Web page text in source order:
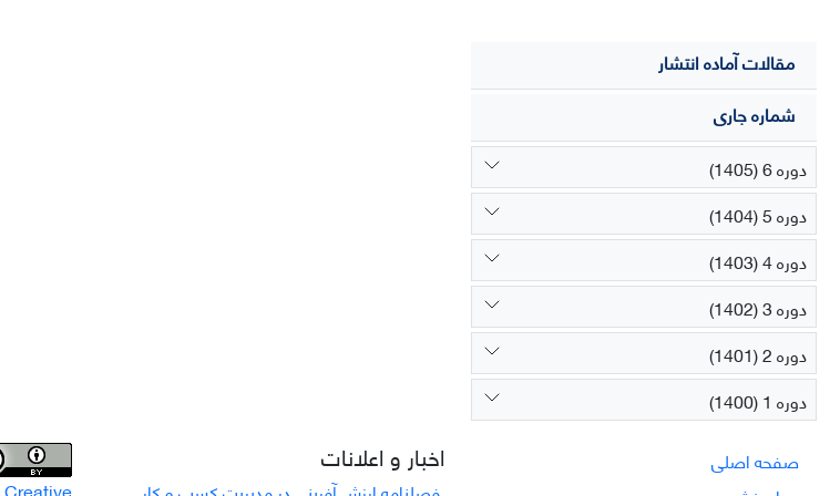
مقالات آماده انتشار
شماره جاری
دوره 6 (1405)
دوره 5 (1404)
دوره 4 (1403)
دوره 3 (1402)
دوره 2 (1401)
دوره 1 (1400)
صفحه اصلی
اخبار و اعلانات